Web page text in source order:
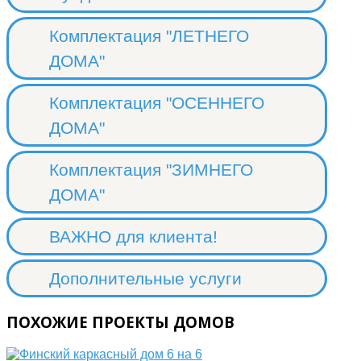
Комплектация "ЛЕТНЕГО
ДОМА"
Комплектация "ОСЕННЕГО
ДОМА"
Комплектация "ЗИМНЕГО
ДОМА"
ВАЖНО для клиента!
Дополнительные услуги
ПОХОЖИЕ ПРОЕКТЫ ДОМОВ